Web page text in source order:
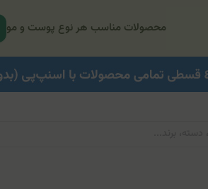
محصولات مناسب هر نوع پوست و مو